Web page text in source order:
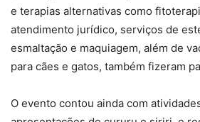
e terapias alternativas como
atendimento jurídico, serviços de
esmaltação e maquiagem, além de
para cães e gatos, também fizeram
O evento contou ainda com